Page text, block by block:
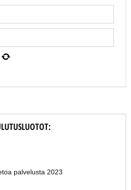
palvelusta 2023